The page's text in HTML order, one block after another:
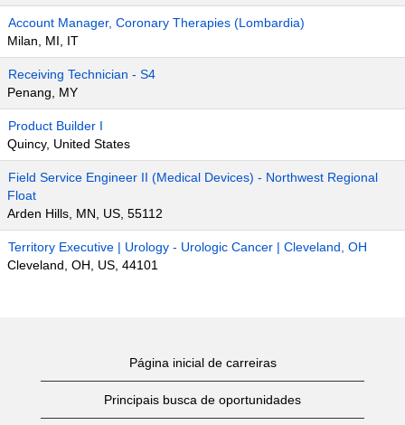
Account Manager, Coronary Therapies (Lombardia)
Milan, MI, IT
Receiving Technician - S4
Penang, MY
Product Builder I
Quincy, United States
Field Service Engineer II (Medical Devices) - Northwest Regional
Float
Arden Hills, MN, US, 55112
Territory Executive | Urology - Urologic Cancer | Cleveland, OH
Cleveland, OH, US, 44101
Página inicial de carreiras
Principais busca de oportunidades